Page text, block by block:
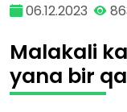
06.12.2023
Malakali
yana bir